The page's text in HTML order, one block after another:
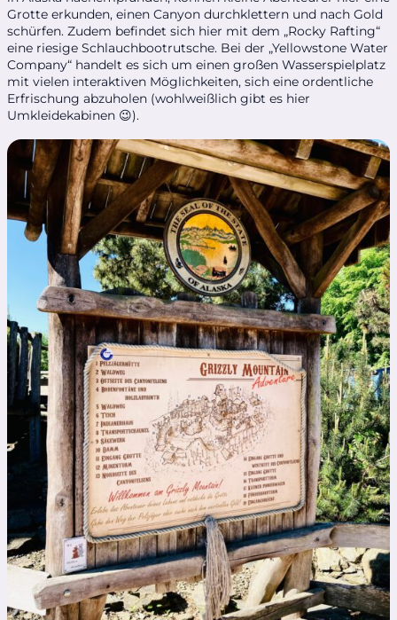
Grotte erkunden, einen Canyon durchklettern und nach Gold
schürfen. Zudem befindet sich hier mit dem „Rocky Rafting“
eine riesige Schlauchbootrutsche. Bei der „Yellowstone Water
Company“ handelt es sich um einen großen Wasserspielplatz
mit vielen interaktiven Möglichkeiten, sich eine ordentliche
Erfrischung abzuholen (wohlweißlich gibt es hier
Umkleidekabinen 😉).